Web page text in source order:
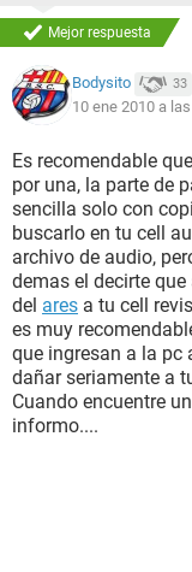
Mejor respuesta
Bodysito 33
10 ene 2010 a
Es recomendable
por una, la parte de
sencilla solo con
buscarlo en tu cell
archivo de audio,
demas el decirte
del ares a tu cell
es muy
que ingresan a la pc
dañar seriamente a
Cuando encuentre
informo....